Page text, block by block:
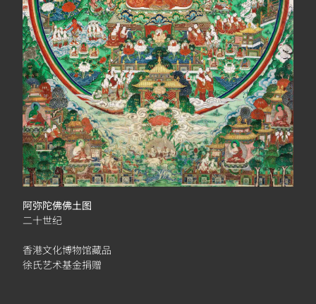
阿弥陀佛佛土图
二十世纪
香港文化博物馆藏品
徐氏艺术基金捐赠